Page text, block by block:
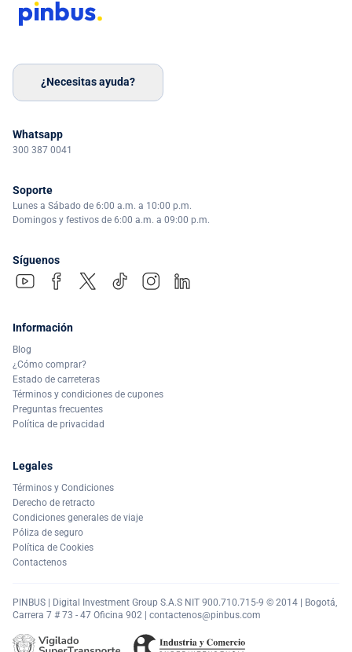
¿Necesitas ayuda?
Whatsapp
300 387 0041
Soporte
Lunes a Sábado de 6:00 a.m. a 10:00 p.m.
Domingos y festivos de 6:00 a.m. a 09:00 p.m.
Síguenos
Información
Blog
¿Cómo comprar?
Estado de carreteras
Términos y condiciones de cupones
Preguntas frecuentes
Política de privacidad
Legales
Términos y Condiciones
Derecho de retracto
Condiciones generales de viaje
Póliza de seguro
Política de Cookies
Contactenos
PINBUS | Digital Investment Group S.A.S NIT 900.710.715-9 © 2014 | Bogotá,
Carrera 7 # 73 - 47 Oficina 902 | contactenos@pinbus.com